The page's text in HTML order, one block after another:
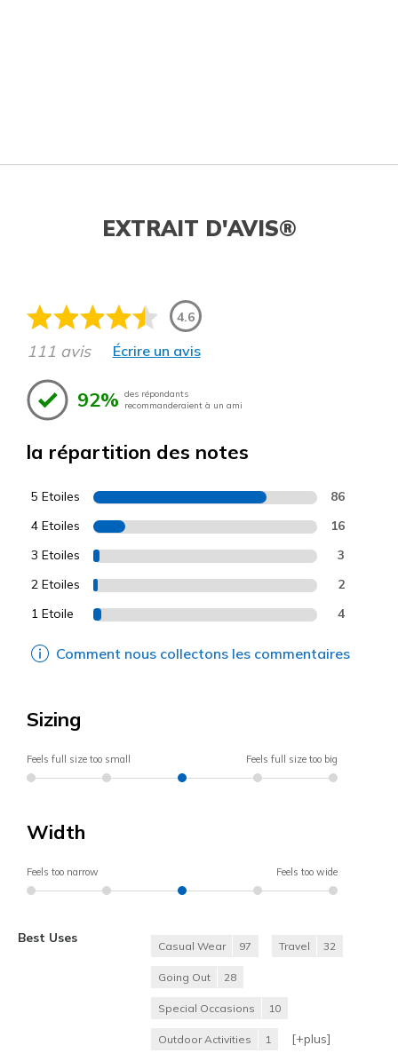
EXTRAIT D'AVIS®
4.6
111 avis Écrire un avis
92% des répondants
recommanderaient à un ami
la répartition des notes
5 Etoiles 86
4 Etoiles 16
3 Etoiles 3
2 Etoiles 2
1 Etoile 4
Comment nous collectons les commentaires
Sizing
Feels full size too small Feels full size too big
Width
Feels too narrow Feels too wide
Best Uses
Casual Wear 97 Travel 32
Going Out 28
Special Occasions 10
Outdoor Activities 1 [+plus]